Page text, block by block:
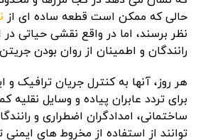
حالی که ممکن است قطعه ساده ای از
نظر برسند، اما در واقع نقشی حیاتی
رانندگان و اطمینان از روان بودن
هر روز، آنها به کنترل جریان ترافیک
برای تردد عابران پیاده و وسایل نقلیه
ساختمانی، امدادگران اضطراری و
توانند از استفاده از مخروط های ایمنی